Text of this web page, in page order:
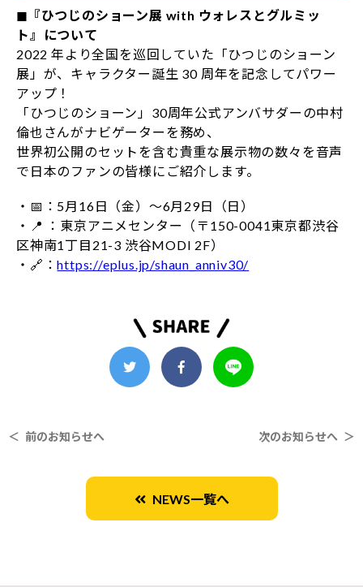
◼︎『ひつじのショーン展 with ウォレスとグルミッ
ト』について
2022 年より全国を巡回していた「ひつじのショーン
展」が、キャラクター誕生 30 周年を記念してパワー
アップ！
「ひつじのショーン」30周年公式アンバサダーの中村
倫也さんがナビゲーターを務め、
世界初公開のセットを含む貴重な展示物の数々を音声
で日本のファンの皆様にご紹介します。
・📅：5月16日（金）～6月29日（日）
・📍 ：東京アニメセンター（〒150-0041東京都渋谷
区神南1丁目21-3 渋谷MODI 2F）
・🔗：https://eplus.jp/shaun_anniv30/
＜ 前のお知らせへ 次のお知らせへ ＞
NEWS一覧へ